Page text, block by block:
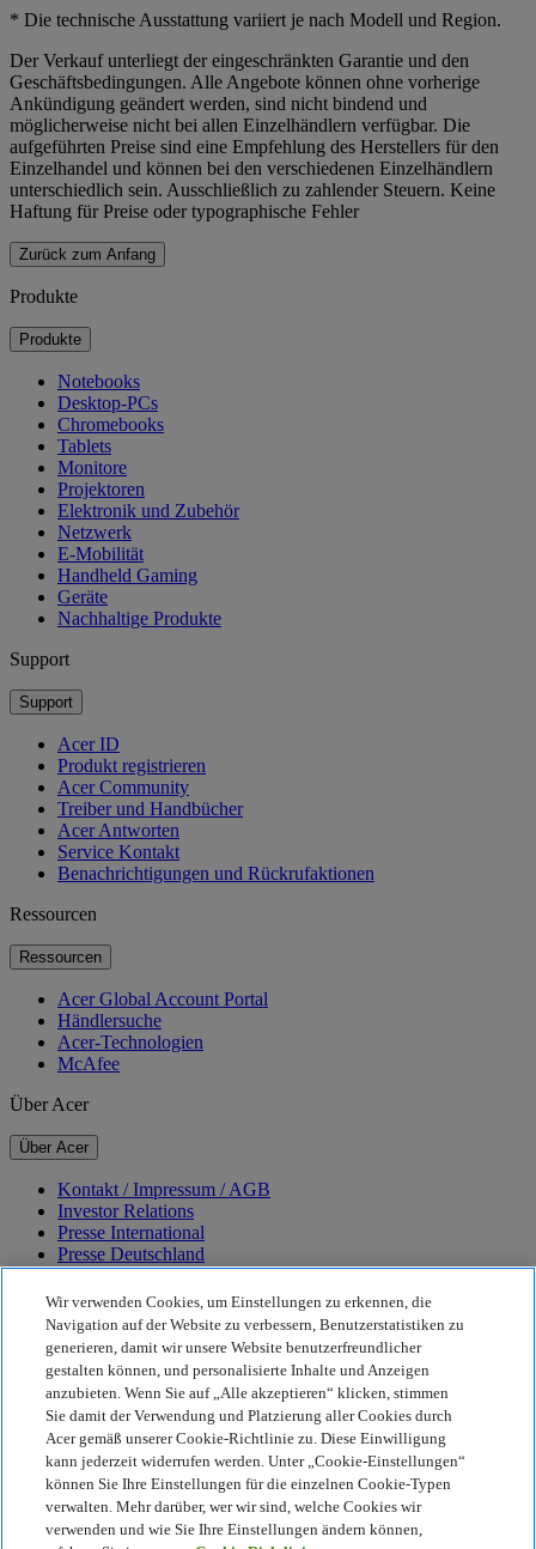
* Die technische Ausstattung variiert je nach Modell und Region.
Der Verkauf unterliegt der eingeschränkten Garantie und den
Geschäftsbedingungen. Alle Angebote können ohne vorherige
Ankündigung geändert werden, sind nicht bindend und
möglicherweise nicht bei allen Einzelhändlern verfügbar. Die
aufgeführten Preise sind eine Empfehlung des Herstellers für den
Einzelhandel und können bei den verschiedenen Einzelhändlern
unterschiedlich sein. Ausschließlich zu zahlender Steuern. Keine
Haftung für Preise oder typographische Fehler
Zurück zum Anfang
Produkte
Produkte
Notebooks
Desktop-PCs
Chromebooks
Tablets
Monitore
Projektoren
Elektronik und Zubehör
Netzwerk
E-Mobilität
Handheld Gaming
Geräte
Nachhaltige Produkte
Support
Support
Acer ID
Produkt registrieren
Acer Community
Treiber und Handbücher
Acer Antworten
Service Kontakt
Benachrichtigungen und Rückrufaktionen
Ressourcen
Ressourcen
Acer Global Account Portal
Händlersuche
Acer-Technologien
McAfee
Über Acer
Über Acer
Kontakt / Impressum / AGB
Investor Relations
Presse International
Presse Deutschland
Auszeichnungen
Veranstaltungen
Karriere
Nachhaltigkeit
Nachhaltigkeit
Corporate Social Responsibility
CO2-Bilanz unserer Produkte
Earthion
Datenschutzrichtlinie
Wir verwenden Cookies, um Einstellungen zu erkennen, die
Navigation auf der Website zu verbessern, Benutzerstatistiken zu
generieren, damit wir unsere Website benutzerfreundlicher
gestalten können, und personalisierte Inhalte und Anzeigen
anzubieten. Wenn Sie auf „Alle akzeptieren“ klicken, stimmen
Sie damit der Verwendung und Platzierung aller Cookies durch
Acer gemäß unserer Cookie-Richtlinie zu. Diese Einwilligung
kann jederzeit widerrufen werden. Unter „Cookie-Einstellungen“
können Sie Ihre Einstellungen für die einzelnen Cookie-Typen
verwalten. Mehr darüber, wer wir sind, welche Cookies wir
verwenden und wie Sie Ihre Einstellungen ändern können,